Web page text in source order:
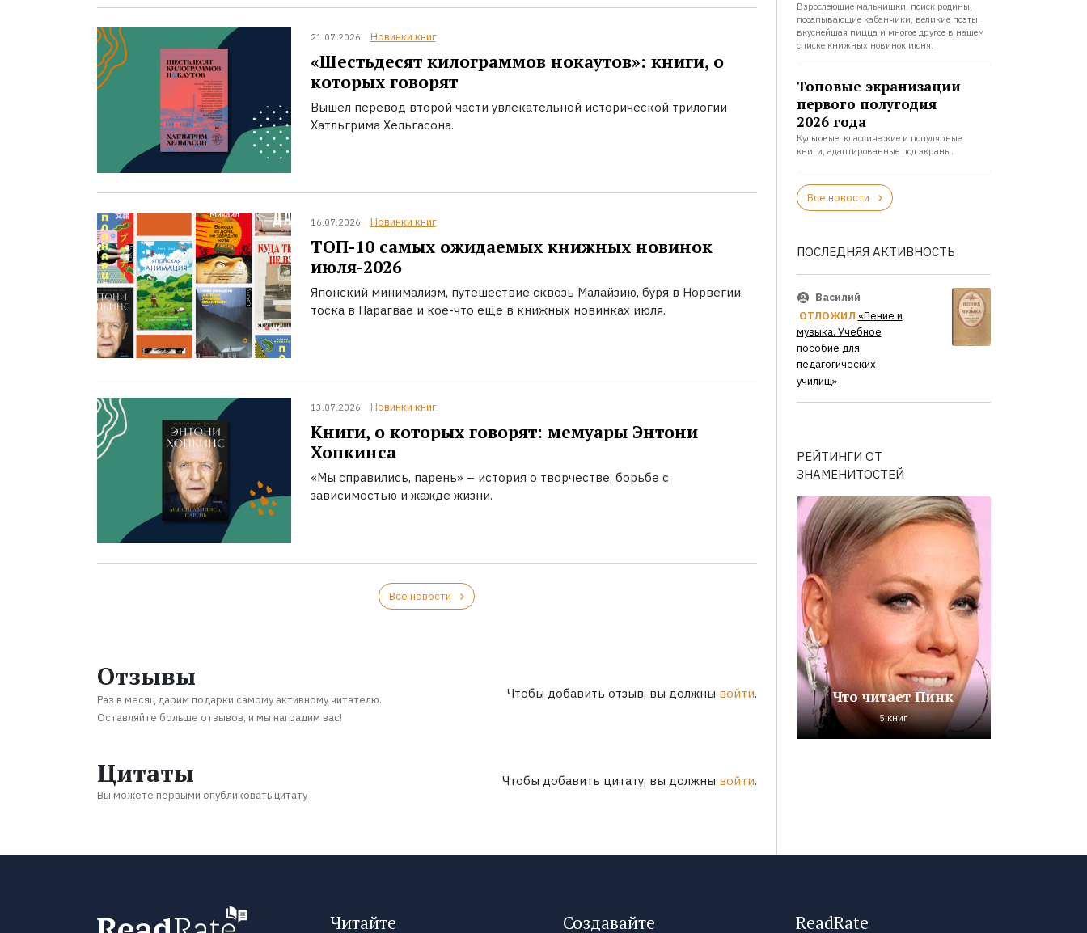
21.07.2026 Новинки книг
«Шестьдесят килограммов нокаутов»: книги, о
которых говорят
Вышел перевод второй части увлекательной исторической трилогии
Хатльгрима Хельгасона.
16.07.2026 Новинки книг
ТОП-10 самых ожидаемых книжных новинок
июля-2026
Японский минимализм, путешествие сквозь Малайзию, буря в Норвегии,
тоска в Парагвае и кое-что ещё в книжных новинках июля.
13.07.2026 Новинки книг
Книги, о которых говорят: мемуары Энтони
Хопкинса
«Мы справились, парень» – история о творчестве, борьбе с
зависимостью и жажде жизни.
Все новости
Отзывы
Раз в месяц дарим подарки самому активному читателю.
Оставляйте больше отзывов, и мы наградим вас!
Чтобы добавить отзыв, вы должны войти.
Цитаты
Вы можете первыми опубликовать цитату
Чтобы добавить цитату, вы должны войти.
Взрослеющие мальчишки, поиск родины,
посапывающие кабанчики, великие поэты,
вкуснейшая пицца и многое другое в нашем
списке книжных новинок июня.
Топовые экранизации
первого полугодия
2026 года
Культовые, классические и популярные
книги, адаптированные под экраны.
Все новости
ПОСЛЕДНЯЯ АКТИВНОСТЬ
Василий
ОТЛОЖИЛ «Пение и
музыка. Учебное
пособие для
педагогических
училищ»
РЕЙТИНГИ ОТ
ЗНАМЕНИТОСТЕЙ
Что читает Пинк
5 книг
Читайте Создавайте ReadRate